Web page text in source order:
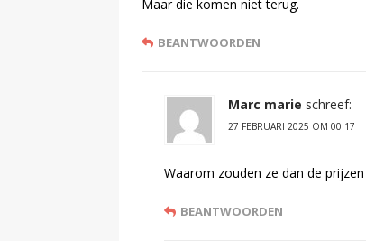
Maar die komen niet terug.
BEANTWOORDEN
Marc marie schreef:
27 FEBRUARI 2025 OM 00:17
Waarom zouden ze dan de
BEANTWOORDEN